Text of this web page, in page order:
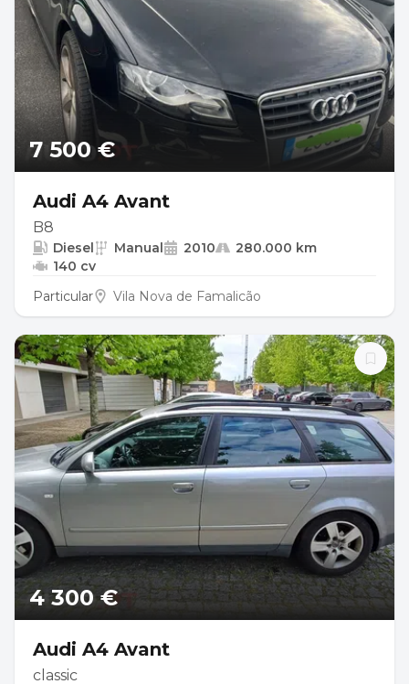
7 500 €
Audi A4 Avant
B8
Diesel Manual 2010
280.000 km
140 cv
Particular
Vila Nova de Famalicão
4 300 €
Audi A4 Avant
classic